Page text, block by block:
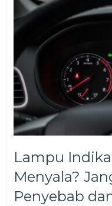
Lampu
Menyala?
Penyebab